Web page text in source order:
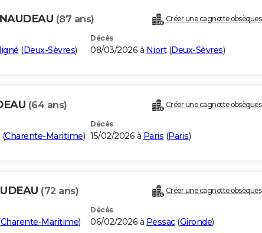
(87 ans) Créer une cagnotte obsèques
(Deux-Sèvres)
Décès
08/03/2026 à Niort(Deux-Sèvres)
(64 ans) Créer une cagnotte obsèques
(Charente-Maritime)
Décès
15/02/2026 à Paris (Paris)
(72 ans) Créer une cagnotte obsèques
Charente-Maritime)
Décès
06/02/2026 à Pessac(Gironde)